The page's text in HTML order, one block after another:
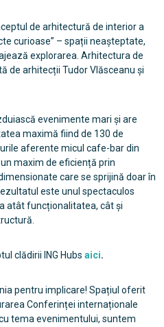
de arhitectură de interior a
curioase” – spații neașteptate,
explorarea. Arhitectura de
de arhitecții Tudor Vlăsceanu și
evenimente mari și are
maximă fiind de 130 de
aferente micul cafe-bar din
maxim de eficiență prin
care se sprijină doar în
este unul spectaculos
atât funcționalitatea, cât și
clădirii ING Hubs aici.
pentru implicare! Spațiul oferit
Conferinței internaționale
tema evenimentului, suntem